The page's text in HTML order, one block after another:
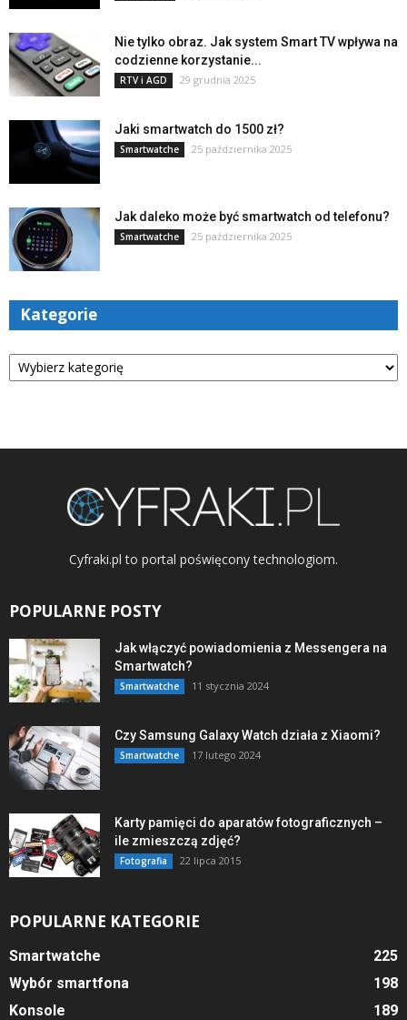
Nie tylko obraz. Jak system Smart TV wpływa na
codzienne korzystanie...
RTV i AGD 29 grudnia 2025
Jaki smartwatch do 1500 zł?
Smartwatche 25 października 2025
Jak daleko może być smartwatch od telefonu?
Smartwatche 25 października 2025
Kategorie
Kategorie
Cyfraki.pl to portal poświęcony technologiom.
POPULARNE POSTY
Jak włączyć powiadomienia z Messengera na
Smartwatch?
Smartwatche 11 stycznia 2024
Czy Samsung Galaxy Watch działa z Xiaomi?
Smartwatche 17 lutego 2024
Karty pamięci do aparatów fotograficznych –
ile zmieszczą zdjęć?
Fotografia 22 lipca 2015
POPULARNE KATEGORIE
Smartwatche
225
Wybór smartfona
198
Konsole
189